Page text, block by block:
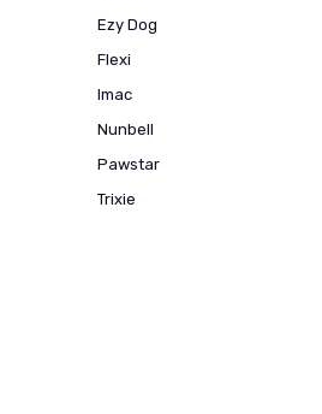
Ezy Dog
Flexi
Imac
Nunbell
Pawstar
Trixie